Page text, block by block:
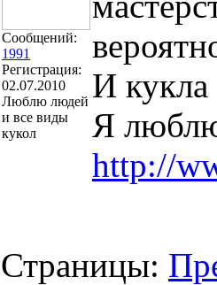
Сообщений:
1991
Регистрация:
02.07.2010
Люблю людей
и все виды
кукол
И
Я
http://
Страницы: